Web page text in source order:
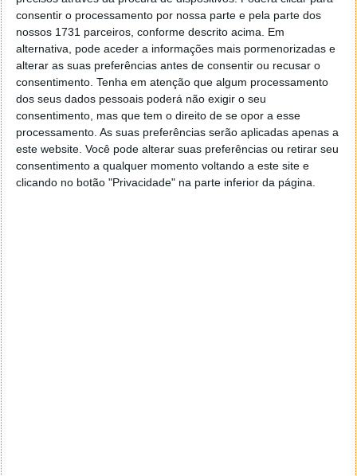
consentir o processamento por nossa parte e pela parte dos
nossos 1731 parceiros, conforme descrito acima. Em
alternativa, pode aceder a informações mais pormenorizadas e
alterar as suas preferências antes de consentir ou recusar o
consentimento. Tenha em atenção que algum processamento
dos seus dados pessoais poderá não exigir o seu
consentimento, mas que tem o direito de se opor a esse
processamento. As suas preferências serão aplicadas apenas a
este website. Você pode alterar suas preferências ou retirar seu
consentimento a qualquer momento voltando a este site e
clicando no botão "Privacidade" na parte inferior da página.